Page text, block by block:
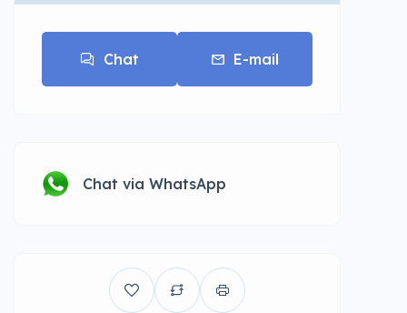
Chat E-mail
Chat via WhatsApp